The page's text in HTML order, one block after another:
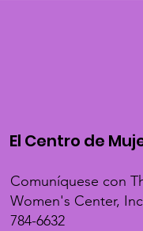
El Centro de
Comuníquese con
Women's Center,
784-6632